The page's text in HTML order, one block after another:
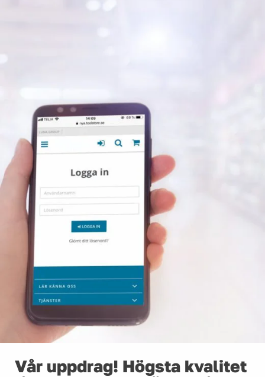
Vår uppdrag! Högsta kvalitet